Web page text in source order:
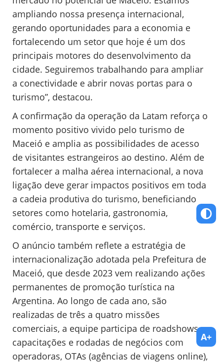
ampliando nossa presença internacional,
gerando oportunidades para a economia e
fortalecendo um setor que hoje é um dos
principais motores do desenvolvimento da
cidade. Seguiremos trabalhando para ampliar
a conectividade e abrir novas portas para o
turismo”, destacou.
A confirmação da operação da Latam reforça o
momento positivo vivido pelo turismo de
Maceió e amplia as possibilidades de acesso
de visitantes estrangeiros ao destino. Além de
fortalecer a malha aérea internacional, a nova
ligação deve gerar impactos positivos em toda
a cadeia produtiva do turismo, beneficiando
setores como hotelaria, gastronomia,
comércio, transporte e serviços.
O anúncio também reflete a estratégia de
internacionalização adotada pela Prefeitura de
Maceió, que desde 2023 vem realizando ações
permanentes de promoção turística na
Argentina. Ao longo de cada ano, são
realizadas de três a quatro missões
comerciais, a equipe participa de roadshows,
capacitações e rodadas de negócios com
operadoras, OTAs (agências de viagens online),
A+